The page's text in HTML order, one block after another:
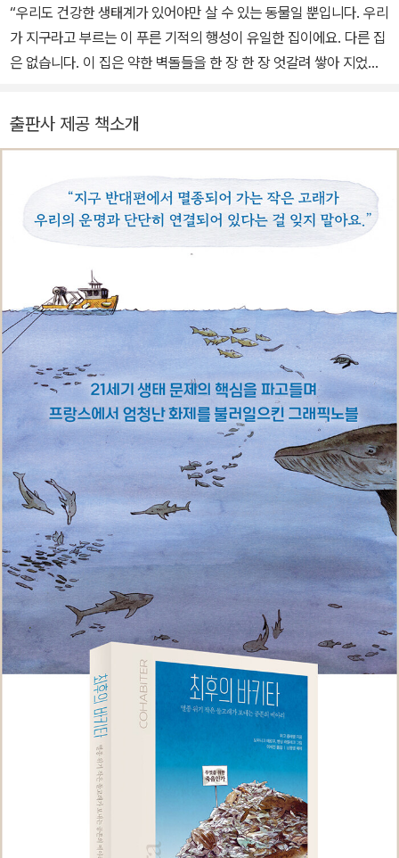
큰돌고래 제돌이를 고향 바다로 돌아가게 한 기사를 인생 최고의 보
람으로 여긴다. 《안녕하세요, 비인간동물님들!》 《잘 있어, 생선은 고
마웠어》 《고래의 노래》 《북극곰은 걷고 싶다》 《동물권력》 《다정한
“우리도 건강한 생태계가 있어야만 살 수 있는 동물일 뿐입니다. 우리
가 지구라고 부르는 이 푸른 기적의 행성이 유일한 집이에요. 다른 집
은 없습니다. 이 집은 약한 벽돌들을 한 장 한 장 엇갈려 쌓아 지었습
정리’라고 부릅시다. 지구 반대편에서 멸종되어 가는 작은 고래가 실
은 우리의 운명과 단단히 연결되어 있다는 걸 잊지 말아요.”
출판사 제공 책소개